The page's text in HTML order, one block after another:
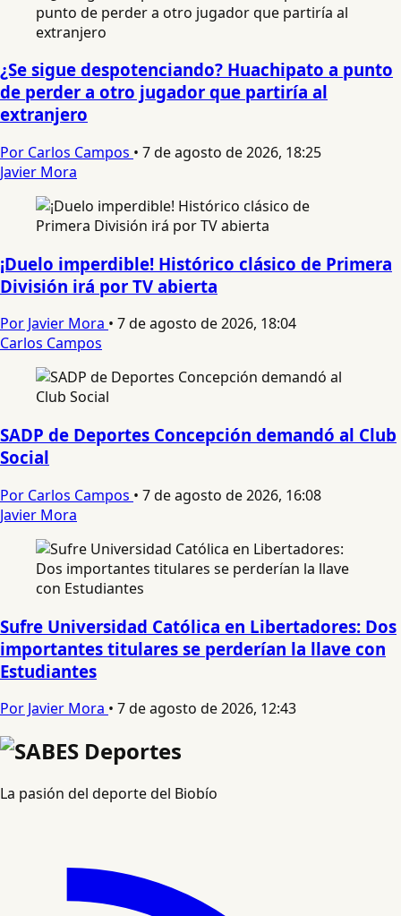
¿Se sigue despotenciando? Huachipato a punto
de perder a otro jugador que partiría al
extranjero
Por Carlos Campos • 7 de agosto de 2026, 18:25
Javier Mora
¡Duelo imperdible! Histórico clásico de Primera
División irá por TV abierta
Por Javier Mora • 7 de agosto de 2026, 18:04
Carlos Campos
SADP de Deportes Concepción demandó al Club
Social
Por Carlos Campos • 7 de agosto de 2026, 16:08
Javier Mora
Sufre Universidad Católica en Libertadores: Dos
importantes titulares se perderían la llave con
Estudiantes
Por Javier Mora • 7 de agosto de 2026, 12:43
La pasión del deporte del Biobío